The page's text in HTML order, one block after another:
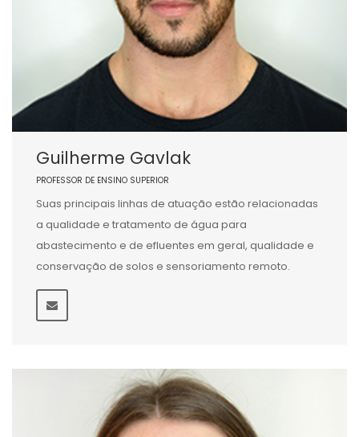
Guilherme Gavlak
PROFESSOR DE ENSINO SUPERIOR
Suas principais linhas de atuação estão relacionadas
a qualidade e tratamento de água para
abastecimento e de efluentes em geral, qualidade e
conservação de solos e sensoriamento remoto.